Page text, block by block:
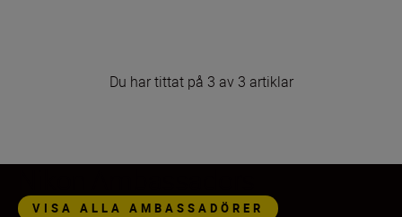
Du har tittat på 3 av 3 artiklar
VISA ALLA AMBASSADÖRER